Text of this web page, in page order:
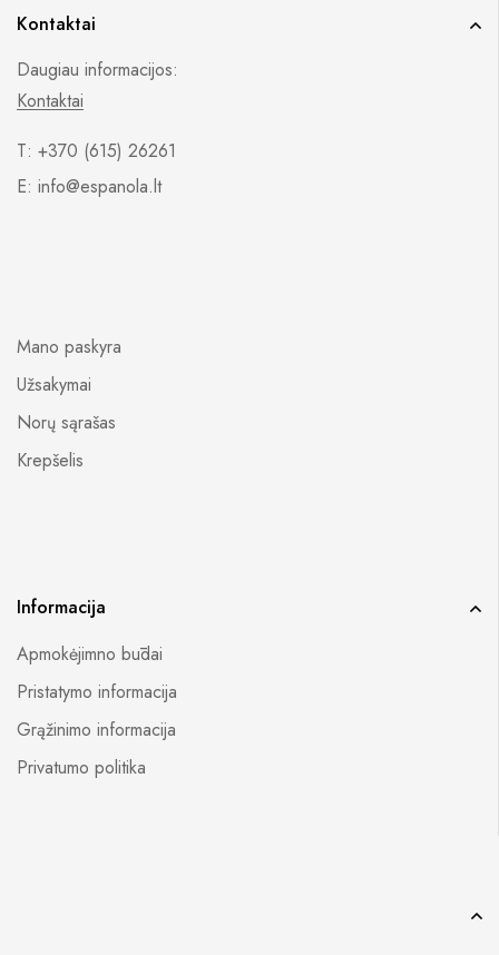
Kontaktai
Daugiau informacijos:
Kontaktai
T: +370 (615) 26261
E: info@espanola.lt
Mano paskyra
Užsakymai
Norų sąrašas
Krepšelis
Informacija
Apmokėjimno būdai
Pristatymo informacija
Grąžinimo informacija
Privatumo politika